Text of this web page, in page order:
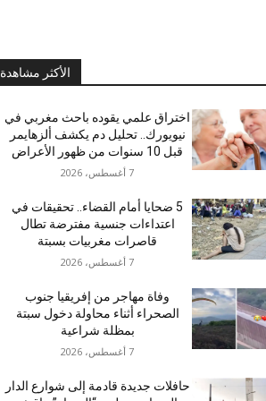
الأكثر مشاهدة
اختراق علمي يقوده باحث مغربي في
نيويورك.. تحليل دم يكشف ألزهايمر
قبل 10 سنوات من ظهور الأعراض
7 أغسطس، 2026
5 ضحايا أمام القضاء.. تحقيقات في
اعتداءات جنسية مفترضة تطال
قاصرات مغربيات بسبتة
7 أغسطس، 2026
وفاة مهاجر من إفريقيا جنوب
الصحراء أثناء محاولة دخول سبتة
بمظلة شراعية
7 أغسطس، 2026
حافلات جديدة قادمة إلى شوارع الدار